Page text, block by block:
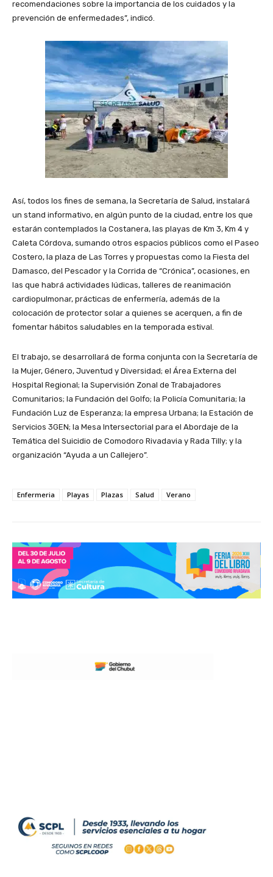
recomendaciones sobre la importancia de los cuidados y la
prevención de enfermedades”, indicó.
Así, todos los fines de semana, la Secretaría de Salud, instalará
un stand informativo, en algún punto de la ciudad, entre los que
estarán contemplados la Costanera, las playas de Km 3, Km 4 y
Caleta Córdova, sumando otros espacios públicos como el Paseo
Costero, la plaza de Las Torres y propuestas como la Fiesta del
Damasco, del Pescador y la Corrida de “Crónica”, ocasiones, en
las que habrá actividades lúdicas, talleres de reanimación
cardiopulmonar, prácticas de enfermería, además de la
colocación de protector solar a quienes se acerquen, a fin de
fomentar hábitos saludables en la temporada estival.
El trabajo, se desarrollará de forma conjunta con la Secretaría de
la Mujer, Género, Juventud y Diversidad; el Área Externa del
Hospital Regional; la Supervisión Zonal de Trabajadores
Comunitarios; la Fundación del Golfo; la Policía Comunitaria; la
Fundación Luz de Esperanza; la empresa Urbana; la Estación de
Servicios 3GEN; la Mesa Intersectorial para el Abordaje de la
Temática del Suicidio de Comodoro Rivadavia y Rada Tilly; y la
organización “Ayuda a un Callejero”.
Enfermeria Playas Plazas Salud Verano